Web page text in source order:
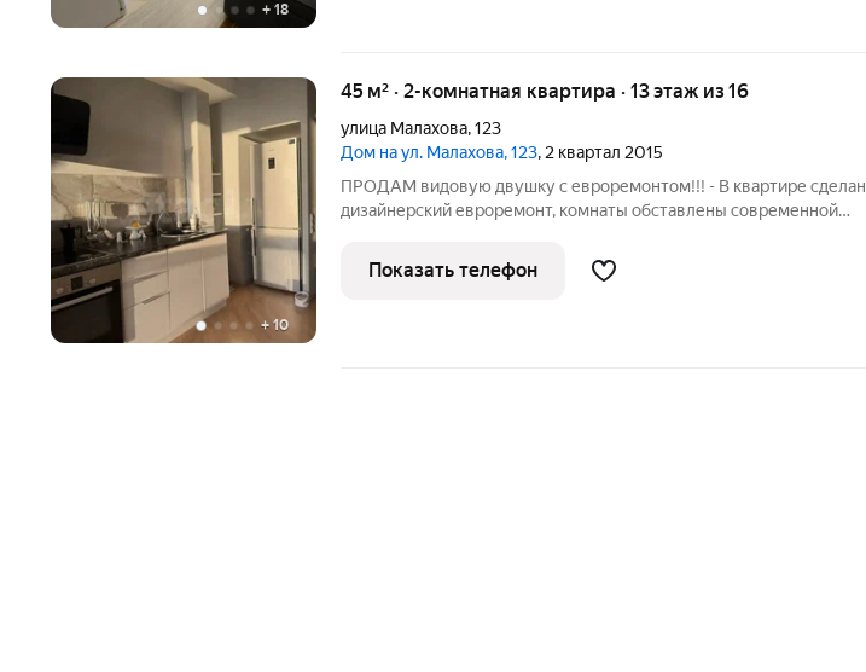
+ 18
+ 10
45 м² · 2-комнатная квартира · 13 этаж из 16
улица Малахова,123
Дом на ул. Малахова, 123, 2 квартал 2015
ПРОДАМ видовую двушку с евроремонтом!!! - В квартире сделан
дизайнерский евроремонт, комнаты обставлены современной
комфортного проживания. - Огромная кухня (18 кв м), которая
позволяет
Показать телефон